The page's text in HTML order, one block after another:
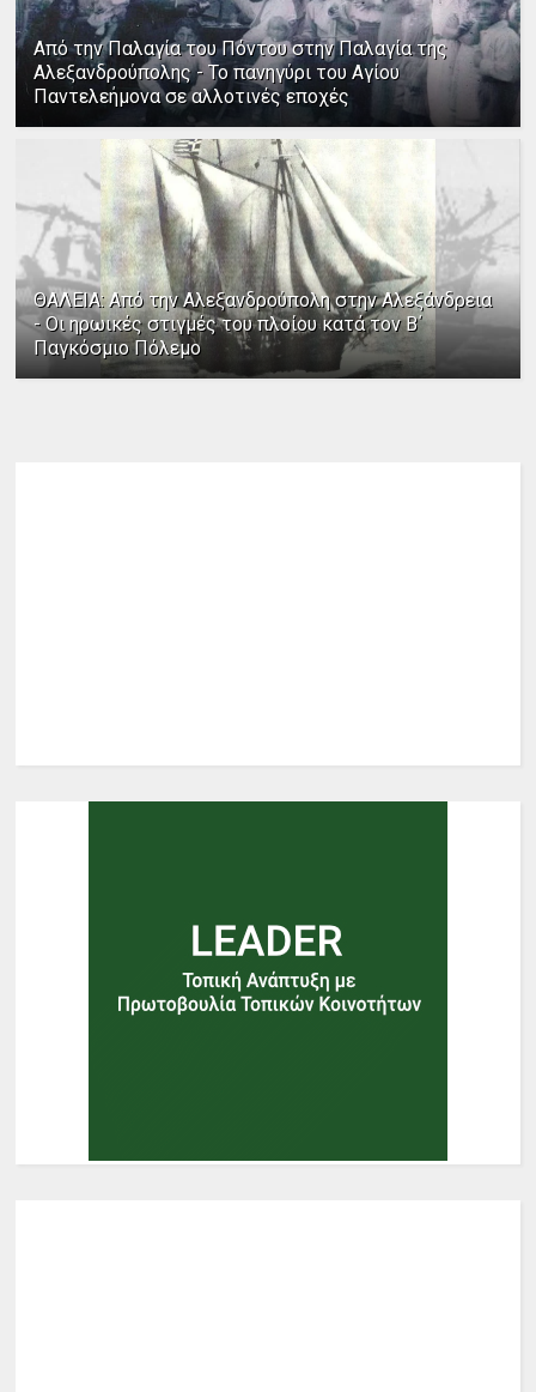
Από την Παλαγία του Πόντου στην Παλαγία της
Αλεξανδρούπολης - Το πανηγύρι του Αγίου
Παντελεήμονα σε αλλοτινές εποχές
ΘΑΛΕΙΑ: Από την Αλεξανδρούπολη στην Αλεξάνδρεια
- Οι ηρωικές στιγμές του πλοίου κατά τον Β΄
Παγκόσμιο Πόλεμο